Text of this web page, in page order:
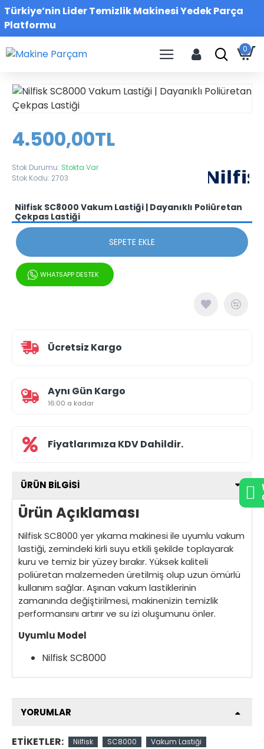
Türkiye’nin Lider Temizlik Makinesi Yedek Parça
Platformu
0
Nilfisk SC8000 Vakum Lastiği | Dayanıklı Poliüretan
Çekpas Lastiği
Stok Durumu: Stokta Var
Stok Kodu: 2703
4.500,00TL
SEPETE EKLE
WHATSAPP DESTEK
Ücretsiz Kargo
Aynı Gün Kargo
16:00 a kadar
Fiyatlarımıza KDV Dahildir.
ÜRÜN BILGISI
Ürün Açıklaması
Nilfisk SC8000 yer yıkama makinesi ile uyumlu vakum
lastiği, zemindeki kirli suyu etkili şekilde toplayarak
kuru ve temiz bir yüzey bırakır. Yüksek kaliteli
poliüretan malzemeden üretilmiş olup uzun ömürlü
kullanım sağlar. Aşınan vakum lastiklerinin
zamanında değiştirilmesi, makinenizin temizlik
performansını artırır ve su izi oluşumunu önler.
Uyumlu Model
Nilfisk SC8000
YORUMLAR
ETIKETLER: Nilfisk SC8000
Vakum Lastiği